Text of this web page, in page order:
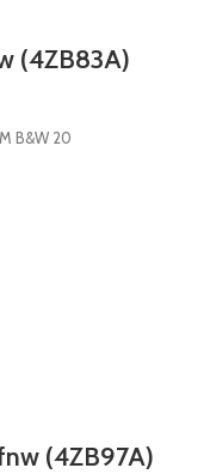
(4ZB83A)
B&W 20
(4ZB97A)